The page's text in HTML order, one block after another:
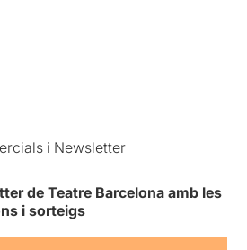
i Newsletter
de Teatre Barcelona amb les
i sorteigs